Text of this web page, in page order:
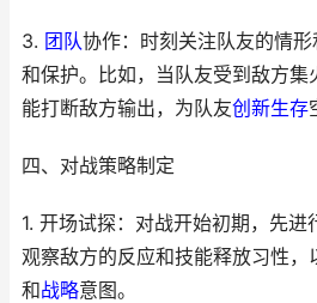
3. 团队协作：时刻关注队友的情
和保护。比如，当队友受到敌方集
能打断敌方输出，为队友创新生存
四、对战策略制定
1. 开场试探：对战开始初期，先进
观察敌方的反应和技能释放习性，
和战略意图。